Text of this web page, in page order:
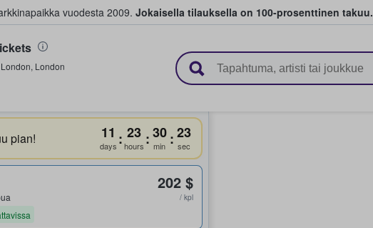
vuodesta 2009. Jokaisella tilauksella on 100-prosenttinen takuu.
ja myyvät lippuja
London, London
pian! 11
days : 23
hours :30
min :23
sec
202 $
/ kpl